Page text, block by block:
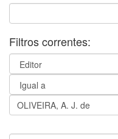
Filtros correntes: